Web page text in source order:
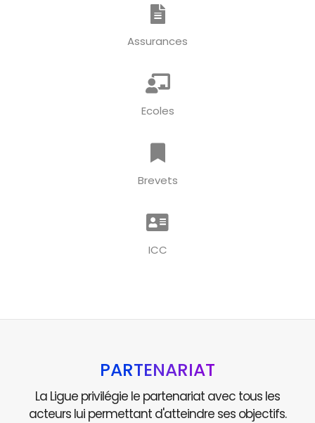
Assurances
Ecoles
Brevets
ICC
PARTENARIAT
La Ligue privilégie le partenariat avec tous les
acteurs lui permettant d'atteindre ses objectifs.